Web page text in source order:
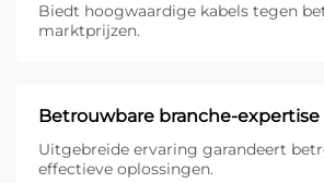
Biedt hoogwaardige kabels tegen
marktprijzen.
Betrouwbare branche-expertise
Uitgebreide ervaring garandeert
effectieve oplossingen.